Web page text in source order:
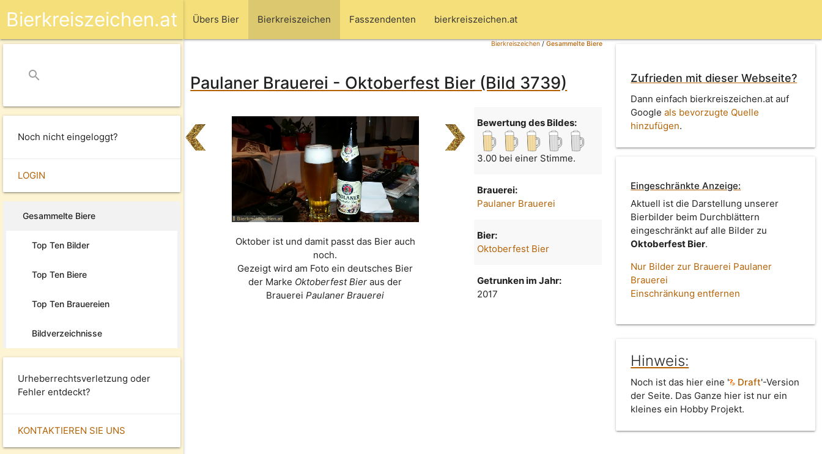
Übers Bier Bierkreiszeichen Fasszendenten bierkreiszeichen.at
Bierkreiszeichen.at
search
Noch nicht eingeloggt?
LOGIN
Gesammelte Biere
Top Ten Bilder
Top Ten Biere
Top Ten Brauereien
Bildverzeichnisse
Urheberrechtsverletzung oder
Fehler entdeckt?
KONTAKTIEREN SIE UNS
Bierkreiszeichen/Gesammelte Biere
Paulaner Brauerei - Oktoberfest Bier (Bild 3739)
Oktober ist und damit passt das Bier auch
noch.
Gezeigt wird am Foto ein deutsches Bier
der Marke Oktoberfest Bier aus der
BrauereiPaulaner Brauerei
Bewertung des Bildes:
3.00 bei einer Stimme.
Brauerei:
Paulaner Brauerei
Bier:
Oktoberfest Bier
Getrunken im Jahr:
2017
Zufrieden mit dieser Webseite?
Dann einfach bierkreiszeichen.at auf
Googleals bevorzugte Quelle
hinzufügen.
Eingeschränkte Anzeige:
Aktuell ist die Darstellung unserer
Bierbilder beim Durchblättern
eingeschränkt auf alle Bilder zu
Oktoberfest Bier.
Nur Bilder zur Brauerei Paulaner
Brauerei
Einschränkung entfernen
Hinweis:
Noch ist das hier eine ' Draft'-Version
der Seite. Das Ganze hier ist nur ein
kleines ein Hobby Projekt.